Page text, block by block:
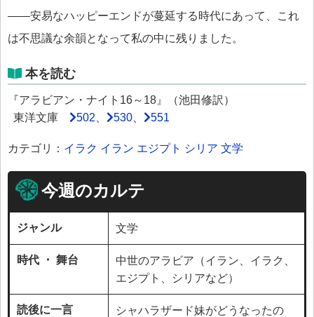
――安易なハッピーエンドが蔓延する時代にあって、これ
は不思議な余韻となって私の中に残りました。
本を読む
『アラビアン・ナイト16～18』（池田修訳）
東洋文庫
502 530 551
カテゴリ： イラク イラン エジプト シリア 文学
今週のカルテ
ジャンル 文学
時代 ・ 舞台
中世のアラビア（イラン、イラク、
エジプト、シリアなど）
読後に一言
シャハラザード妹がどうなったの